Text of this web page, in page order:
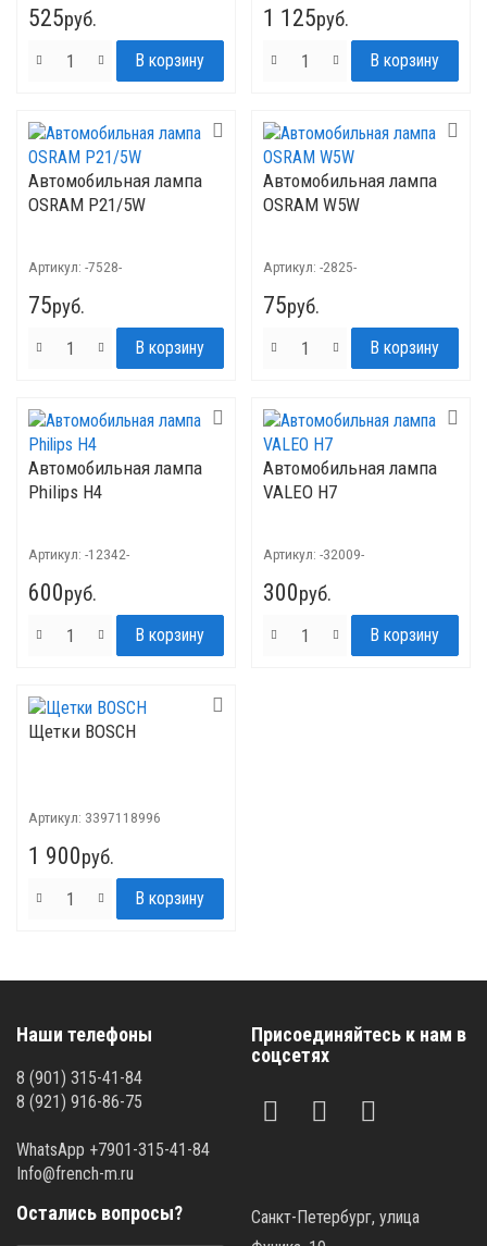
525руб. 1 125руб.
Автомобильная лампа
OSRAM P21/5W
Артикул: -7528-
75руб.
Автомобильная лампа
OSRAM W5W
Артикул: -2825-
75руб.
Автомобильная лампа
Philips H4
Артикул: -12342-
600руб.
Автомобильная лампа
VALEO H7
Артикул: -32009-
300руб.
Щетки BOSCH
Артикул: 3397118996
1 900руб.
Наши телефоны
8 (901) 315-41-84
8 (921) 916-86-75
WhatsApp +7901-315-41-84
Info@french-m.ru
Присоединяйтесь к нам в
соцсетях
Остались вопросы?
Санкт-Петербург, улица